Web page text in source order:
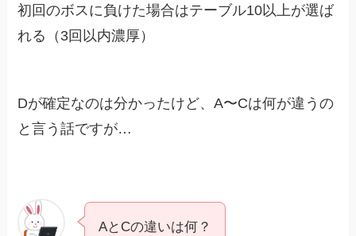
初回のボスに負けた場合はテーブル10以上が選ば
れる（3回以内濃厚）
Dが確定なのは分かったけど、A〜Cは何が違うの
と言う話ですが…
AとCの違いは何？